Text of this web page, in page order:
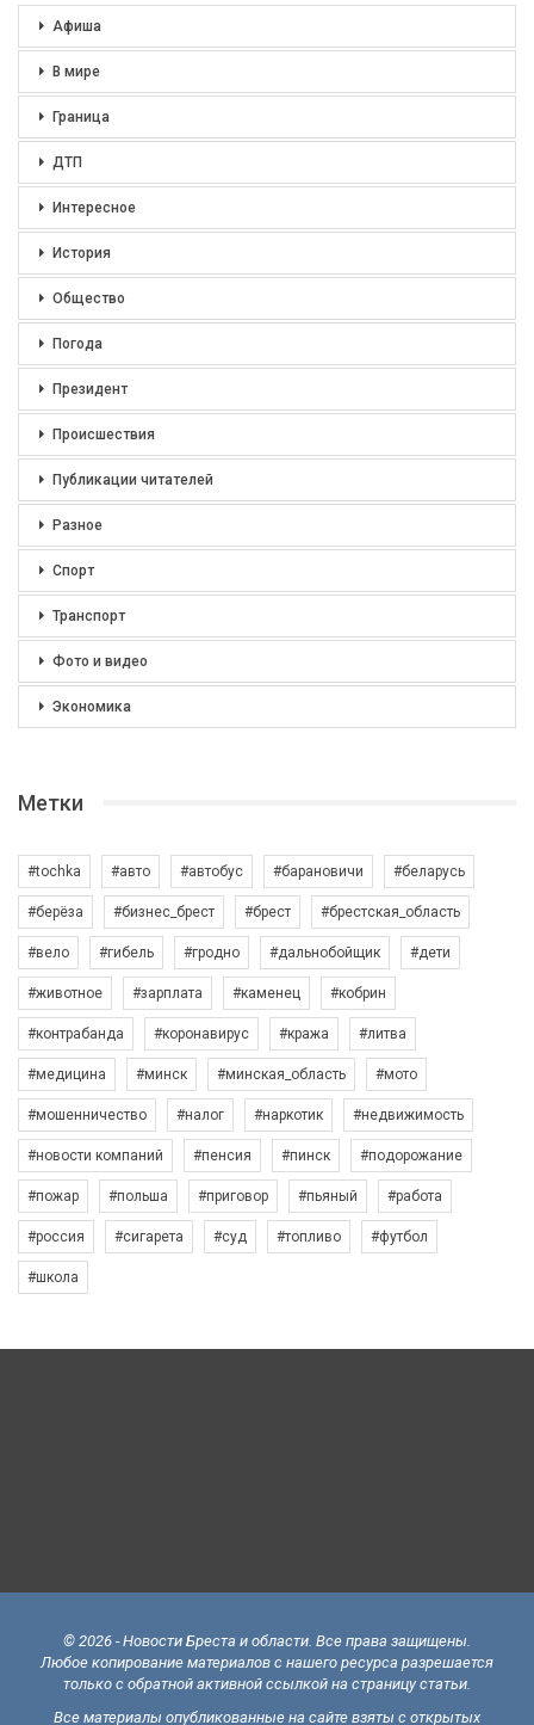
Афиша
В мире
Граница
ДТП
Интересное
История
Общество
Погода
Президент
Происшествия
Публикации читателей
Разное
Спорт
Транспорт
Фото и видео
Экономика
Метки
#tochka #авто #автобус #барановичи #беларусь
#берёза #бизнес_брест #брест #брестская_область
#вело #гибель #гродно #дальнобойщик #дети
#животное #зарплата #каменец #кобрин
#контрабанда #коронавирус #кража #литва
#медицина #минск #минская_область #мото
#мошенничество #налог #наркотик #недвижимость
#новости компаний #пенсия #пинск #подорожание
#пожар #польша #приговор #пьяный #работа
#россия #сигарета #суд #топливо #футбол
#школа
© 2026 - Новости Бреста и области. Все права защищены.
Любое копирование материалов с нашего ресурса разрешается
только с обратной активной ссылкой на страницу статьи.
Все материалы опубликованные на сайте взяты с открытых